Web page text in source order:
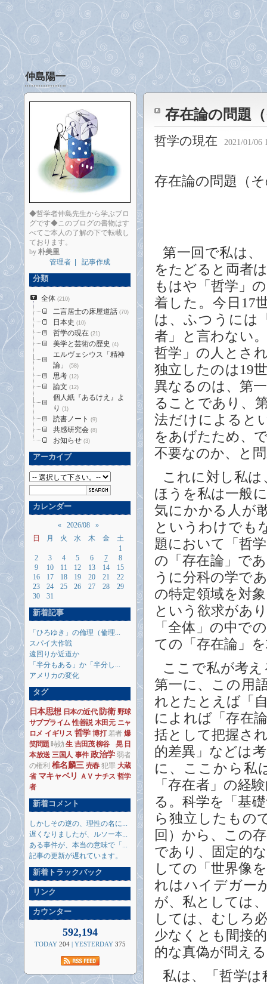
仲島陽一
存在論の問題
哲学の現在 2021/01/06
存在論の問題（
第一回で私は
をたどると両者
もはや「哲学」
着した。今日 17
は、ふつうには
者」と言わない
哲学」の人とさ
独立したのは 19
異なるのは、第
ることであり、
法だけによると
をあげたため、
不要なのか、と
これに対し私
ほうを私は一般
気にかかる人が
というわけでも
題において「哲
の「存在論」で
うに分科の学で
の特定領域を対
という欲求があ
「全体」の中で
ての「存在論」
ここで私が考
第一に、この用
れとたとえば「
によれば「存在
括として把握さ
的差異」などは
に、ここから私
「存在者」の経
る。科学を「基
ら独立したもの
回）から、この
であり、固定的
しての「世界像
れはハイデガー
が、私としては
しては、むしろ
少なくとも間接
的な真偽が問え
私は、「哲学
◆哲学者仲島先生から学ぶブロ
グです◆このブログの書物はす
べてご本人の了解の下で転載し
ております。
by 朴美里
管理者
記事作成
分類
全体 (210)
二言居士の床屋道話 (70)
日本史 (10)
哲学の現在 (21)
美学と芸術の歴史 (4)
エルヴェシウス「精神
論」
(58)
思考 (12)
論文 (12)
個人紙『あるけえ』よ
り (1)
読書ノート (9)
共感研究会 (8)
お知らせ (3)
アーカイブ
カレンダー
« 2026/08
»
日
月 火 水 木 金
土
1
2
3 4 5 6 7
8
9
10 11 12 13 14
15
16
17 18 19 20 21
22
23
24 25 26 27 28
29
30
31
新着記事
「ひろゆき」の倫理（倫理...
スパイ大作戦
遠回りか近道か
「半分もある」か「半分し...
アメリカの変化
タグ
日本思想 日本の近代 防衛 野球
サブプライム 性善説 木田元 ニャ
ロメ イギリス 哲学 博打 若者 爆
笑問題 時効 生 吉田茂 柳谷 晃 日
本放送 三国人 事件 政治学 弱者
の権利 椎名麟三 売春 犯罪 大蔵
省 マキャベリ ＡＶ ナチス 哲学
者
新着コメント
しかしその逆の、理性の名に...
遅くなりましたが、ルソー本...
ある事件が、本当の意味で「...
記事の更新が遅れています。
新着トラックバック
リンク
カウンター
592,194
TODAY 204| YESTERDAY 375